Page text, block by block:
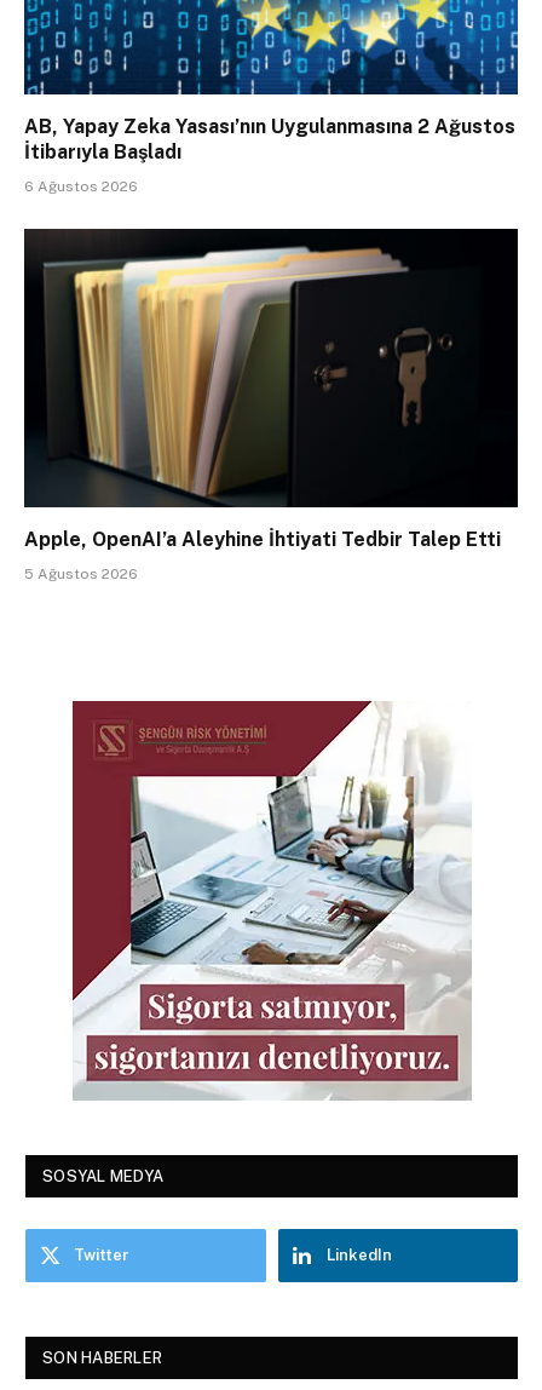
AB, Yapay Zeka Yasası’nın Uygulanmasına 2 Ağustos
İtibarıyla Başladı
6 Ağustos 2026
Apple, OpenAI’a Aleyhine İhtiyati Tedbir Talep Etti
5 Ağustos 2026
SOSYAL MEDYA
Twitter LinkedIn
SON HABERLER